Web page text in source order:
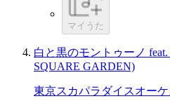
マイうた
白と黒のモントゥーノ
SQUARE GARDEN)
東京スカパラダイスオーケ